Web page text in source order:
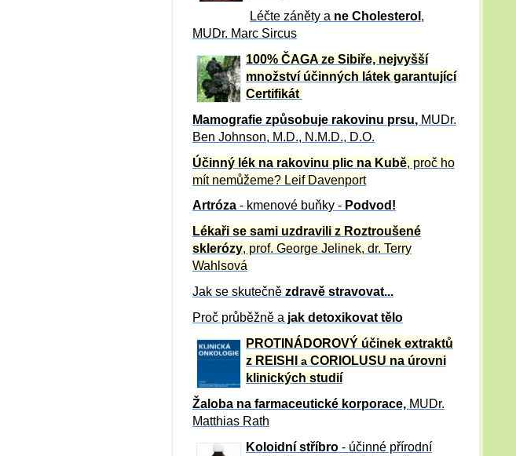
Léčte záněty a ne Cholesterol ,
MUDr. Marc Sircus
100% ČAGA ze Sibiře, nejvyšší
množství účinných látek garantující
Certifikát
Mamografie způsobuje rakovinu prsu, MUDr.
Ben Johnson, M.D., N.M.D., D.O.
Účinný lék na rakovinu plic na Kubě, proč ho
mít nemůžeme? Leif Davenport
Artróza - kmenové buňky - Podvod!
Lékaři se sami uzdravili z Roztroušené
sklerózy, prof. George Jelinek, dr. Terry
Wahlsová
Jak se skutečně zdravě stravovat...
Proč průběžně a jak detoxikovat tělo
PROTINÁDOROVÝ účinek extraktů
z REISHI a CORIOLUSU na úrovni
klinických studií
Žaloba na farmaceutické korporace, MUDr.
Matthias Rath
Koloidní stříbro- účinné přírodní